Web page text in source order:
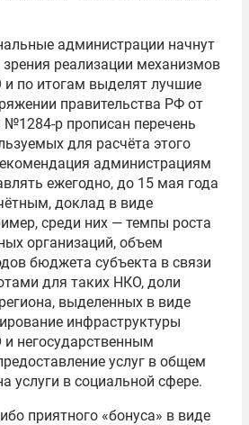
администрации начнут
зрения реализации механизмов
по итогам выделят лучшие
правительства РФ от
р прописан перечень
для расчёта этого
администрациям
ежегодно, до 15 мая года
доклад в виде
среди них — темпы роста
организаций, объем
бюджета субъекта в связи
для таких НКО, доли
выделенных в виде
инфраструктуры
негосударственным
услуг в общем
услуги в социальной сфере.
приятного «бонуса» в виде